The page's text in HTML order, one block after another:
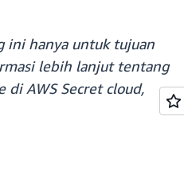
ini hanya untuk tujuan
lebih lanjut tentang
di AWS Secret cloud,